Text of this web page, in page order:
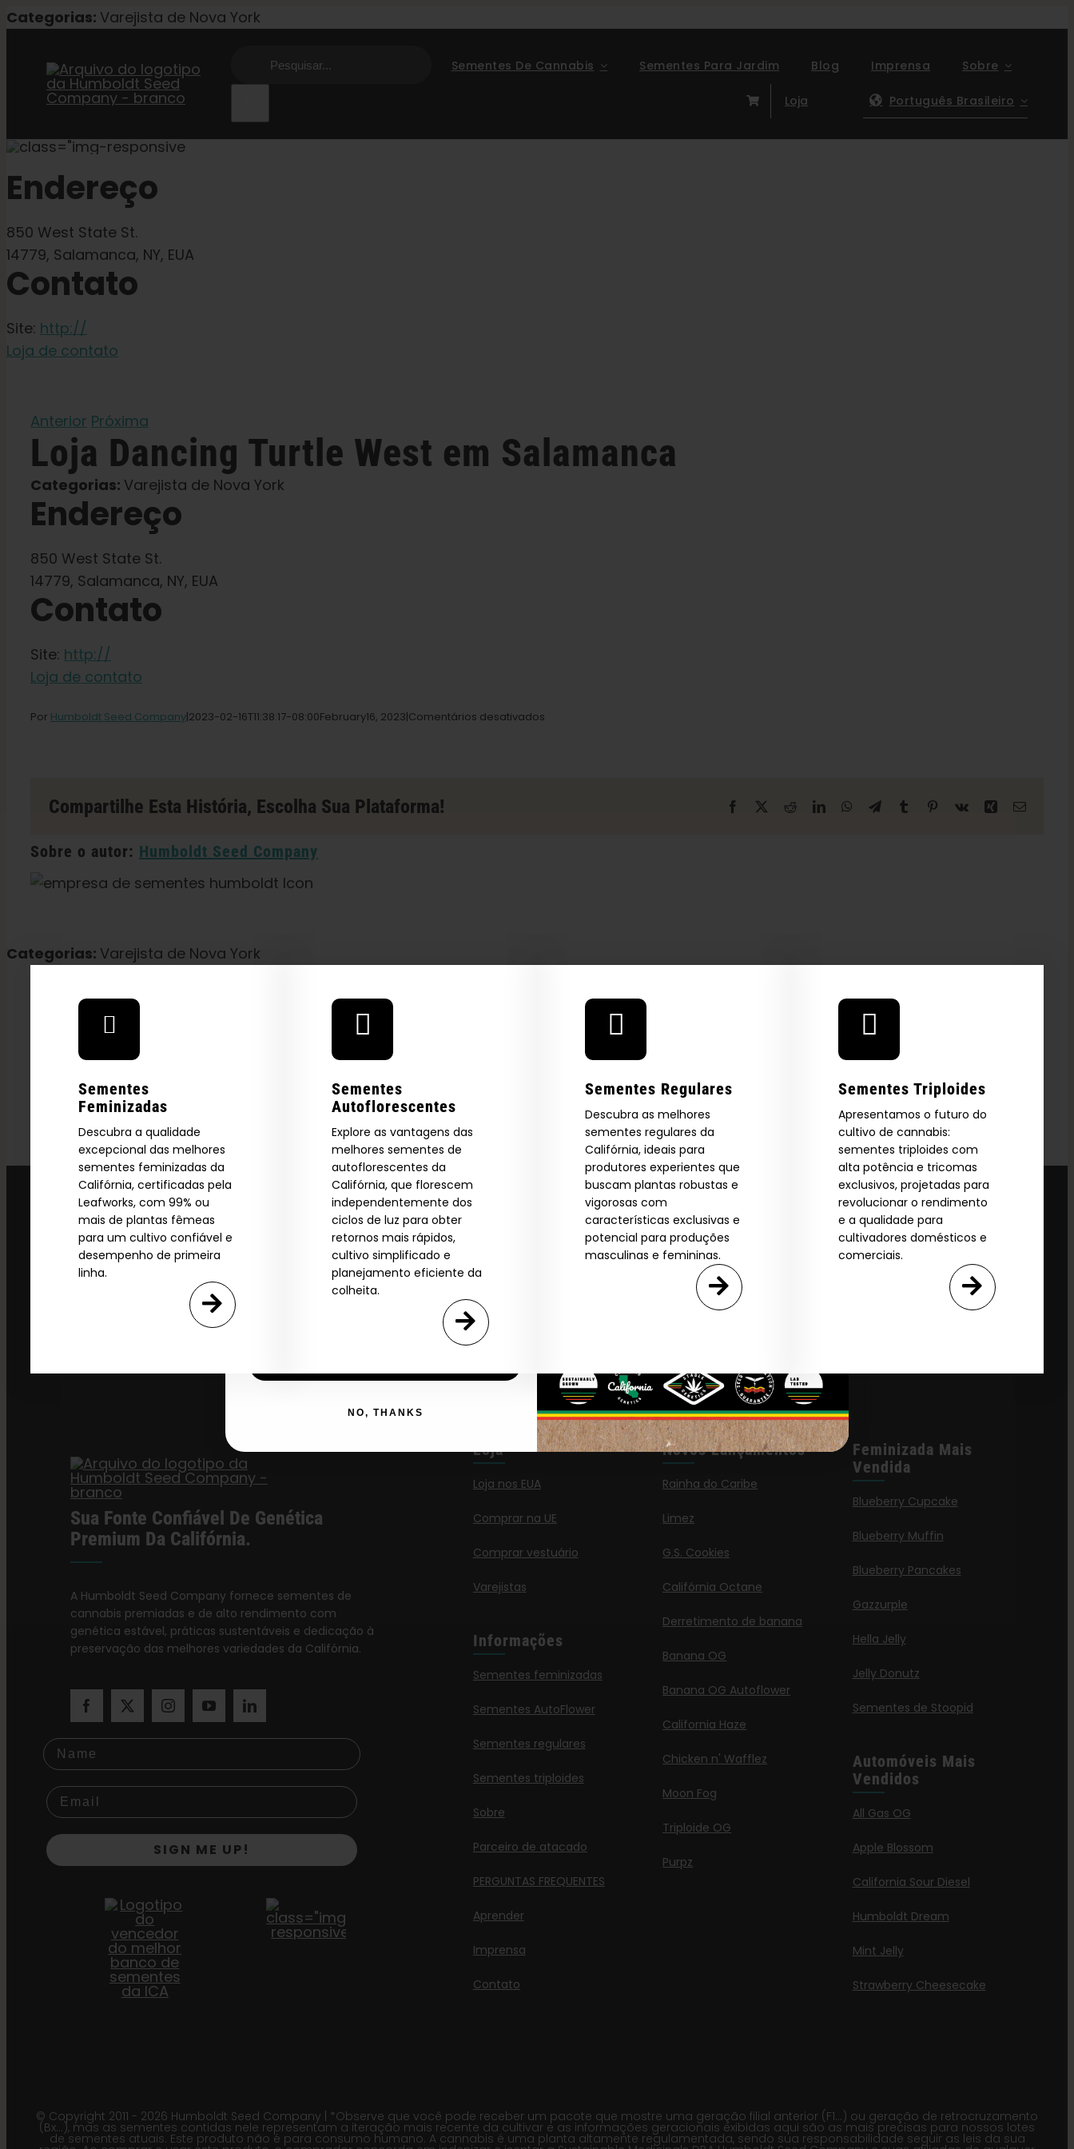
Pular
conteúdo
Categorias: Varejista de Nova York
Procurar
Sementes De Cannabis Sementes Para Jardim Blog Imprensa Sobre
Loja Português Brasileiro
Endereço
850 West State St.
14779, Salamanca, NY, EUA
Contato
Site: http://
Loja de contato
Anterior Próxima
Loja Dancing Turtle West em Salamanca
Categorias: Varejista de Nova York
Endereço
850 West State St.
14779, Salamanca, NY, EUA
Contato
Site: http://
Loja de contato
Por Humboldt Seed Company|2023-02-16T11:38:17-08:00February16, 2023|Comentários desativados
Compartilhe Esta História, Escolha Sua Plataforma! Facebook RedditLinkedInWhatsAppTelegrama
Tumblr Pinterest
Vk Xing E-
Sobre o autor: Humboldt Seed Company
Categorias: Varejista de Nova York
Sementes
Feminizadas
Descubra a qualidade
excepcional das melhores
sementes feminizadas da
Califórnia, certificadas pela
Leafworks, com 99% ou
mais de plantas fêmeas
para um cultivo confiável e
desempenho de primeira
linha.
Sementes
Autoflorescentes
Explore as vantagens das
melhores sementes de
autoflorescentes da
Califórnia, que florescem
independentemente dos
ciclos de luz para obter
retornos mais rápidos,
cultivo simplificado e
planejamento eficiente da
colheita.
Sementes Regulares
Descubra as melhores
sementes regulares da
Califórnia, ideais para
produtores experientes que
buscam plantas robustas e
vigorosas com
características exclusivas e
potencial para produções
masculinas e femininas.
Sementes Triploides
Apresentamos o futuro do
cultivo de cannabis:
sementes triploides com
alta potência e tricomas
exclusivos, projetadas para
revolucionar o rendimento
e a qualidade para
cultivadores domésticos e
comerciais.
Sua Fonte Confiável De Genética
Premium Da Califórnia.
A Humboldt Seed Company fornece sementes de
cannabis premiadas e de alto rendimento com
genética estável, práticas sustentáveis e dedicação à
preservação das melhores variedades da Califórnia.
Name
SIGN ME UP!
Loja
Loja nos EUA
Comprar na UE
Comprar vestuário
Varejistas
Informações
Sementes feminizadas
Sementes AutoFlower
Sementes regulares
Sementes triploides
Sobre
Parceiro de atacado
PERGUNTAS FREQUENTES
Aprender
Imprensa
Contato
Novos Lançamentos
Rainha do Caribe
Limez
G.S. Cookies
Califórnia Octane
Derretimento de banana
Banana OG
Banana OG Autoflower
California Haze
Chicken n' Wafflez
Moon Fog
Triploide OG
Purpz
Feminizada Mais
Vendida
Blueberry Cupcake
Blueberry Muffin
Blueberry Pancakes
Gazzurple
Hella Jelly
Jelly Donutz
Sementes de Stoopid
Automóveis Mais
Vendidos
All Gas OG
Apple Blossom
California Sour Diesel
Humboldt Dream
Mint Jelly
Strawberry Cheesecake
© Copyright 2011 - 2026 Humboldt Seed Company | *Observe que você pode receber um pacote que mostre uma geração filial anterior (F1…) ou geração de retrocruzamento
(Bx…), mas as sementes contidas nele representam a iteração mais recente da cultivar e as informações geracionais exibidas aqui são as mais precisas para nossos lotes
de sementes atuais. Este produto não é para consumo humano. A cannabis é uma planta altamente regulamentada, sendo sua responsabilidade seguir as leis da sua
Are You Aged 18 Or Over?
The content and products of our website is reserved for
those of legal age.
Please see Terms & Conditions.
age_gap
I accept cookie settings and privacy policy
By clicking AGREE & ENTER, you confirm you are 18
Explore Our Full
2026 Catalog.
Download our 2026 seed catalog. Plus, get 10% off
your first order and be the first to know about new
product drops, exclusive offers, and more.
*Our Site is For Users 21+ by Entering You Are Confirming You're 21+
NO, THANKS